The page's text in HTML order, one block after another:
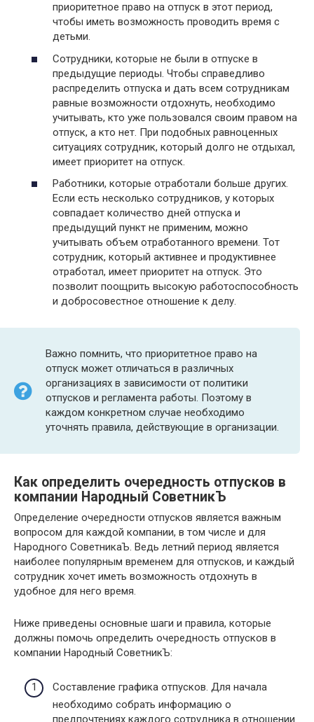
приоритетное право на отпуск в этот период,
чтобы иметь возможность проводить время с
детьми.
Сотрудники, которые не были в отпуске в
предыдущие периоды. Чтобы справедливо
распределить отпуска и дать всем сотрудникам
равные возможности отдохнуть, необходимо
учитывать, кто уже пользовался своим правом на
отпуск, а кто нет. При подобных равноценных
ситуациях сотрудник, который долго не отдыхал,
имеет приоритет на отпуск.
Работники, которые отработали больше других.
Если есть несколько сотрудников, у которых
совпадает количество дней отпуска и
предыдущий пункт не применим, можно
учитывать объем отработанного времени. Тот
сотрудник, который активнее и продуктивнее
отработал, имеет приоритет на отпуск. Это
позволит поощрить высокую работоспособность
и добросовестное отношение к делу.
Важно помнить, что приоритетное право на
отпуск может отличаться в различных
организациях в зависимости от политики
отпусков и регламента работы. Поэтому в
каждом конкретном случае необходимо
уточнять правила, действующие в организации.
Как определить очередность отпусков в
компании Народный СоветникЪ
Определение очередности отпусков является важным
вопросом для каждой компании, в том числе и для
Народного СоветникаЪ. Ведь летний период является
наиболее популярным временем для отпусков, и каждый
сотрудник хочет иметь возможность отдохнуть в
удобное для него время.
Ниже приведены основные шаги и правила, которые
должны помочь определить очередность отпусков в
компании Народный СоветникЪ:
Составление графика отпусков. Для начала
необходимо собрать информацию о
предпочтениях каждого сотрудника в отношении